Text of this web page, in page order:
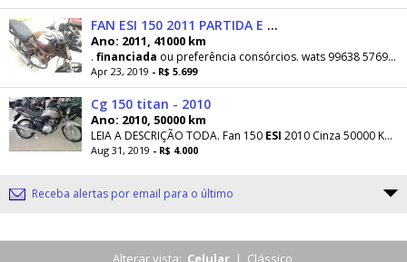
FAN ESI 150 2011 PARTIDA E freio a disco - 2011
Ano: 2011, 41000 km
. financiada ou preferência consórcios. wats 99638 5769... ver número
Apr 23, 2019 - R$ 5.699
Cg 150 titan - 2010
Ano: 2010, 50000 km
LEIA A DESCRIÇÃO TODA. Fan 150 ESI 2010 Cinza 50000 KM !!! R$ 4.000,00 somos agência
Aug 31, 2019 - R$ 4.000
Receba alertas por email para o último
Alterar vista: Celular | Clássico